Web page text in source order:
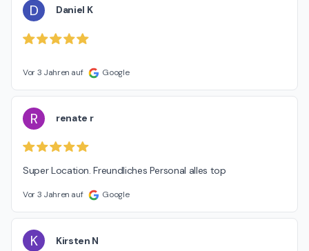
D Daniel K
Vor 3 Jahren auf Google
R renate r
Super Location. Freundliches Personal alles top
Vor 3 Jahren auf Google
K Kirsten N